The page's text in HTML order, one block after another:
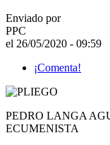
Enviado por
PPC
el 26/05/2020 - 09:59
¡Comenta!
PEDRO LANGA
ECUMENISTA